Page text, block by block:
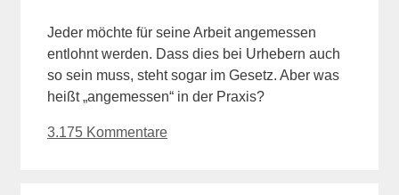
Jeder möchte für seine Arbeit angemessen
entlohnt werden. Dass dies bei Urhebern auch
so sein muss, steht sogar im Gesetz. Aber was
heißt „angemessen“ in der Praxis?
3.175 Kommentare